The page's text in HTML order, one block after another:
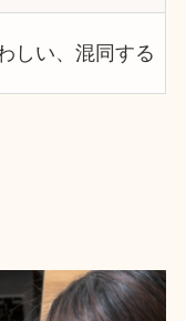
しい、混同する